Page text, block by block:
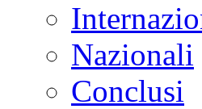
Nazionali
Conclusi